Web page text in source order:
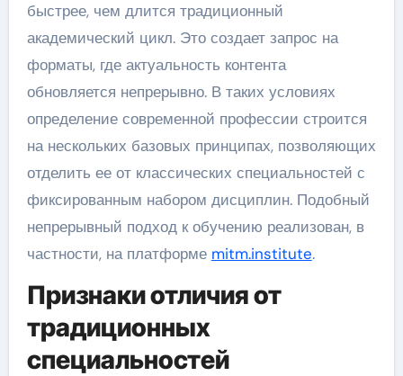
быстрее, чем длится традиционный
академический цикл. Это создает запрос на
форматы, где актуальность контента
обновляется непрерывно. В таких условиях
определение современной профессии строится
на нескольких базовых принципах, позволяющих
отделить ее от классических специальностей с
фиксированным набором дисциплин. Подобный
непрерывный подход к обучению реализован, в
частности, на платформе mitm.institute.
Признаки отличия от
традиционных
специальностей